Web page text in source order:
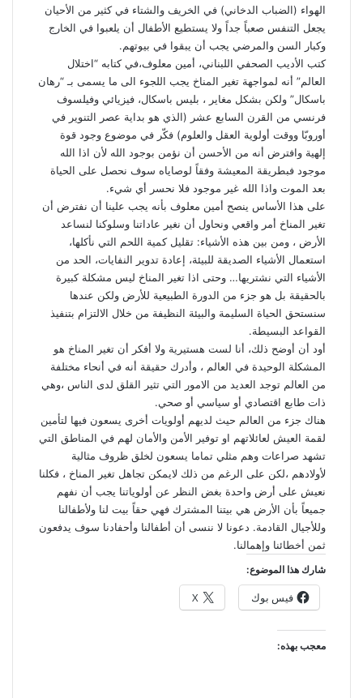
الهواء (الضباب الدخاني) في الخريف والشتاء في كثير من الأحيان
يجعل التنفس صعباً جداً ولا يستطيع الأطفال أن يلعبوا في الخارج
وكبار السن والمرضي يجب أن يبقوا في بيوتهم.
كتب الأديب الصحفي اللبناني، أمين معلوف،في كتابه “اختلال
العالم” أنه لمواجهة تغير المناخ يجب اللجوء الى ما يسمى بـ “رهان
باسكال” ولكن بشكل مغاير ، بليس باسكال، فيزيائي وفيلسوف
فرنسي من القرن السابع عشر (الذي هو بداية عصر التنوير في
أوروبّا ووقت أولوية العقل والعلوم) فكّر في موضوع وجود قوة
إلهية وافترض أنه من الأحسن أن نؤمن بوجود الله لأن اذا الله
موجود فبطريقة المعيشة وفقاً لوصاياه سوف نحصل على الحياة
بعد الموت واذا الله غير موجود فلا نحسر أي شيء.
على هذا الأساس ينصح أمين معلوف بأنه يجب علينا أن نفترض أن
تغير المناخ أمر واقعي ونحاول أن نغير عاداتنا وسلوكنا لنساعد
الأرض ، ومن بين هذه الأشياء: تقليل كمية اللحم التي نأكلها،
استعمال الأشياء الصديقة للبيئة، إعادة تدوير النفايات، الحد من
الأشياء التي نشتريها… وحتى اذا تغير المناخ ليس مشكلة كبيرة
بالحقيقة بل هو جزء من الدورة الطبيعية للأرض ولكن عندها
سنستحق الحياة السليمة والبيئة النظيفة من خلال الالتزام بتنفيذ
القواعد البسيطة.
أود أن أوضح ذلك، أنا لست هستيرية ولا أفكر أن تغير المناخ هو
المشكلة الوحيدة في العالم ، وأدرك حقيقة أنه في أنحاء مختلفة
من العالم توجد العديد من الامور التي تثير القلق لدى الناس ،وهي
ذات طابع اقتصادي أو سياسي أو صحي.
هناك جزء من العالم حيث لديهم أولويات أخرى يسعون فيها لتأمين
لقمة العيش لعائلاتهم او توفير الأمن والأمان لهم في المناطق التي
تشهد صراعات وهم مثلي تماما يسعون لخلق ظروف مثالية
لأولادهم ،لكن على الرغم من ذلك لايمكن تجاهل تغير المناخ ، فكلنا
نعيش على أرض واحدة بغض النظر عن أولوياتنا يجب أن نفهم
جميعاً بأن الأرض هي بيتنا المشترك فهي حقاً بيت لنا ولأطفالنا
وللأجيال القادمة. دعونا لا ننسى أن أطفالنا وأحفادنا سوف يدفعون
ثمن أخطائنا وإهمالنا.
شارك هذا الموضوع:
فيس بوك X
معجب بهذه: